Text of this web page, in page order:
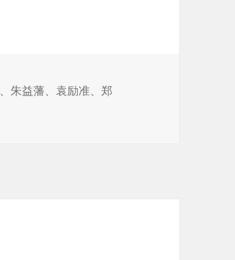
、 朱益藩、袁励准、郑